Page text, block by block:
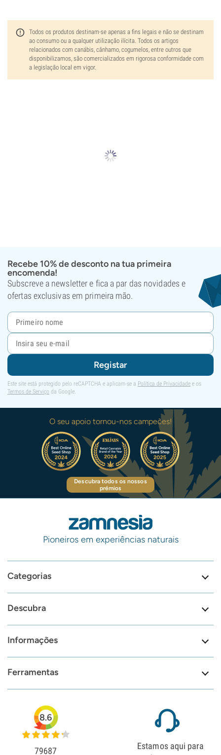
Todos os produtos destinam-se apenas a fins legais e não se destinam
ao consumo ou a qualquer utilização ilícita. Todos os artigos
relacionados com canábis, cânhamo, cogumelos, entre outros que
disponibilizamos, são comercializados em rigorosa conformidade com
a legislação local em vigor.
Recebe 10% de desconto na tua primeira
encomenda!
Subscreve a newsletter e fica a par das novidades e
ofertas exclusivas em primeira mão.
Registar
Este site está protegido pelo reCAPTCHA e aplicam-se a Política de Privacidade e os
Termos de Serviço da Google.
O seu apoio tornou-nos campeões!
Descubra todos os nossos
prémios
Pioneiros em experiências naturais
Categorias
Descubra
Informações
Ferramentas
8.6
79687
Estamos aqui para